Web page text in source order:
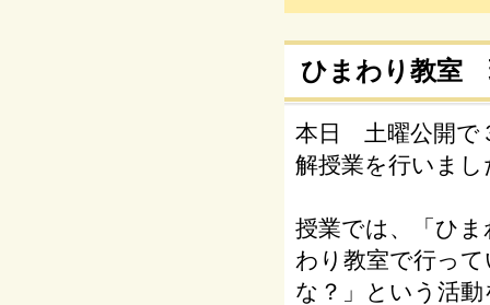
ひまわり教室
本日 土曜公開で
解授業を行いまし
授業では、「ひ
わり教室で行っ
な？」という活